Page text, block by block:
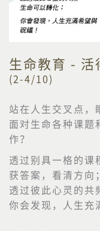
生命教育 - 活
(2-4/10)
站在人生交叉点，
面对生命各种课题
作？
透过别具一格的课
获答案，看清方向
透过彼此心灵的共
你会发现，人生充